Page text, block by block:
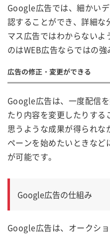
Google広告では、細かい
認することができ、詳細な
マス広告ではわからない
のはWEB広告ならではの強
広告の修正・変更ができる
Google広告は、一度配信
たり内容を変更したりする
思うような成果が得られ
ペーンを始めたいときな
が可能です。
Google広告の仕組み
Google広告は、オークシ